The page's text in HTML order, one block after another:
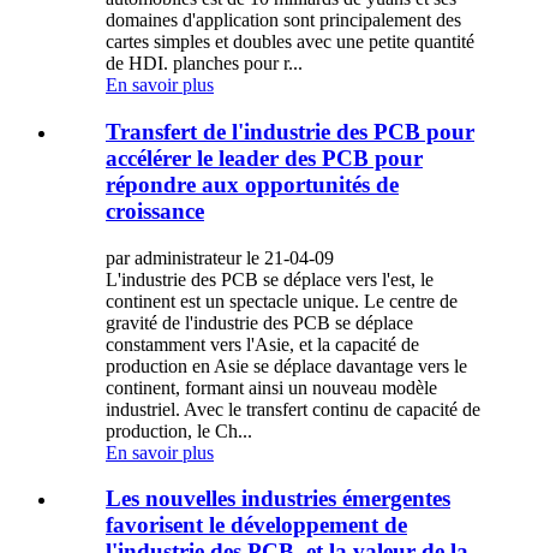
domaines d'application sont principalement des
cartes simples et doubles avec une petite quantité
de HDI. planches pour r...
En savoir plus
Transfert de l'industrie des PCB pour
accélérer le leader des PCB pour
répondre aux opportunités de
croissance
par administrateur le 21-04-09
L'industrie des PCB se déplace vers l'est, le
continent est un spectacle unique. Le centre de
gravité de l'industrie des PCB se déplace
constamment vers l'Asie, et la capacité de
production en Asie se déplace davantage vers le
continent, formant ainsi un nouveau modèle
industriel. Avec le transfert continu de capacité de
production, le Ch...
En savoir plus
Les nouvelles industries émergentes
favorisent le développement de